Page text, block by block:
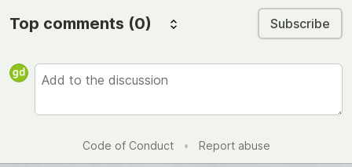
Top comments (0) Subscribe
Code of Conduct • Report abuse